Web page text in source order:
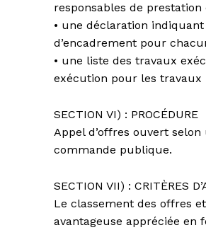
responsables de
• une déclaration
d’encadrement pour
• une liste des travaux
exécution pour les
SECTION VI) : PROCÉDURE
Appel d’offres ouvert
commande publique.
SECTION VII) : CRITÈRES
Le classement des offres
avantageuse appréciée en